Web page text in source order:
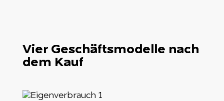
Vier Geschäftsmodelle nach
dem Kauf